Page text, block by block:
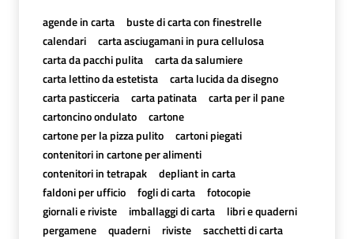
agende in carta
buste di carta con finestrelle
calendari
carta asciugamani in pura cellulosa
carta da pacchi pulita
carta da salumiere
carta lettino da estetista
carta lucida da disegno
carta pasticceria
carta patinata
carta per il pane
cartoncino ondulato
cartone
cartone per la pizza pulito
cartoni piegati
contenitori in cartone per alimenti
contenitori in tetrapak
depliant in carta
faldoni per ufficio
fogli di carta
fotocopie
giornali e riviste
imballaggi di carta
libri e quaderni
pergamene
quaderni riviste
sacchetti di carta